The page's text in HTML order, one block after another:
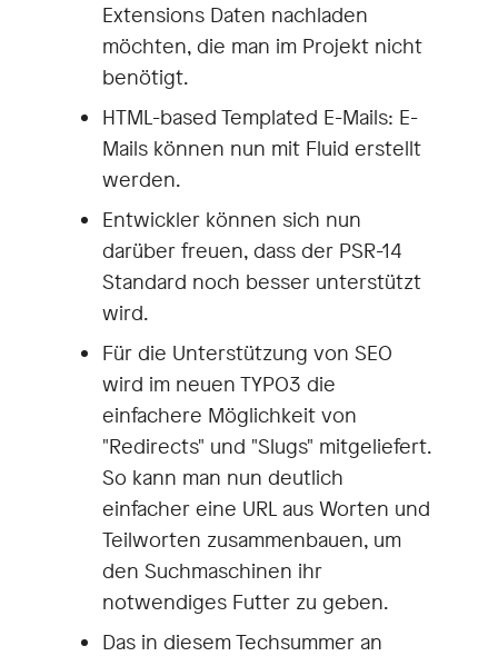
Extensions Daten nachladen
möchten, die man im Projekt nicht
benötigt.
HTML-based Templated E-Mails: E-
Mails können nun mit Fluid erstellt
werden.
Entwickler können sich nun
darüber freuen, dass der PSR-14
Standard noch besser unterstützt
wird.
Für die Unterstützung von SEO
wird im neuen TYPO3 die
einfachere Möglichkeit von
"Redirects" und "Slugs" mitgeliefert.
So kann man nun deutlich
einfacher eine URL aus Worten und
Teilworten zusammenbauen, um
den Suchmaschinen ihr
notwendiges Futter zu geben.
Das in diesem Techsummer an